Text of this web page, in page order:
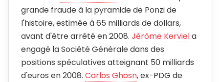
grande fraude à la pyramide de Ponzi de
l'histoire, estimée à 65 milliards de dollars,
avant d'être arrêté en 2008. Jérôme Kerviela
engagé la Société Générale dans des
positions spéculatives atteignant 50 milliards
d'euros en 2008. Carlos Ghosn, ex-PDG de